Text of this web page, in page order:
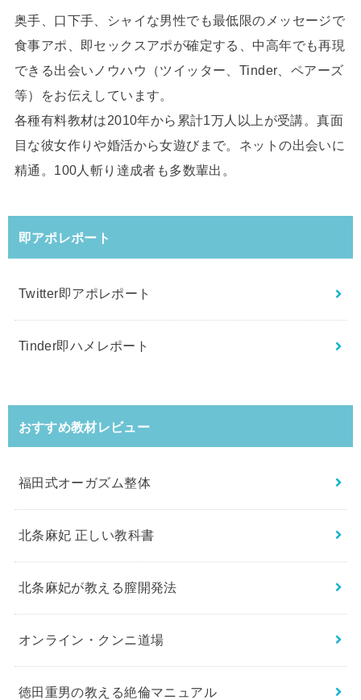
奥手、口下手、シャイな男性でも最低限のメッセージで
食事アポ、即セックスアポが確定する、中高年でも再現
できる出会いノウハウ（ツイッター、Tinder、ペアーズ
等）をお伝えしています。
各種有料教材は2010年から累計1万人以上が受講。真面
目な彼女作りや婚活から女遊びまで。ネットの出会いに
精通。100人斬り達成者も多数輩出。
即アポレポート
Twitter即アポレポート
Tinder即ハメレポート
おすすめ教材レビュー
福田式オーガズム整体
北条麻妃 正しい教科書
北条麻妃が教える膣開発法
オンライン・クンニ道場
徳田重男の教える絶倫マニュアル